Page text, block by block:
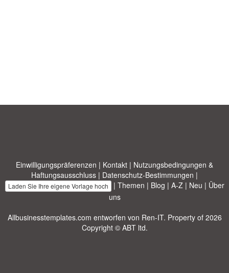
Einwilligungspräferenzen | Kontakt | Nutzungsbedingungen &
Haftungsausschluss | Datenschutz-Bestimmungen |
Laden Sie Ihre eigene Vorlage hoch | Themen | Blog | A-Z | Neu | Über
uns
Allbusinesstemplates.com entworfen von Ren-IT. Property of 2026
Copyright © ABT ltd.